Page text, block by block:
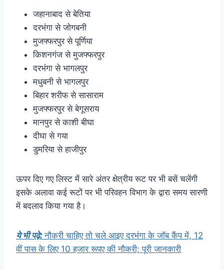
जहानाबाद से बेतिया
दरभंगा से जोगबनी
मुजफ्फरपुर से पूर्णिया
किशनगंज से मुजफ्फरपुर
दरभंगा से भागलपुर
मधुबनी से भागलपुर
बिहार शरीफ से सासाराम
मुजफ्फरपुर से बेगूसराय
मानपुर से काशी बीघा
दीघा से गया
डुमरिया से हाजीपुर
ऊपर दिए गए लिस्ट में सारे अंतर क्षेत्रीय रूट पर भी बसें चलेंगी
इसके अलावा कई रूटों पर भी परिवहन विभाग के द्वारा समय सारणी
में बदलाव किया गया है।
ये भी पढ़े:नौकरी चाहिए तो चले आइए दरभंगा के जॉब कैंप में, 12
वीं पास के लिए 10 हजार रूपए की नौकरी; पूरी जानकारी